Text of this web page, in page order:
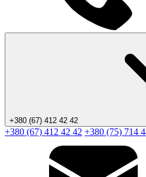
+380 (67) 412 42 42
+380 (67) 412 42 42 +380 (75) 714